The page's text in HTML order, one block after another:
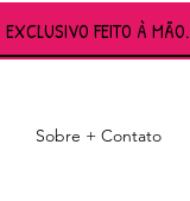
FEITO À MÃO.
Sobre + Contato